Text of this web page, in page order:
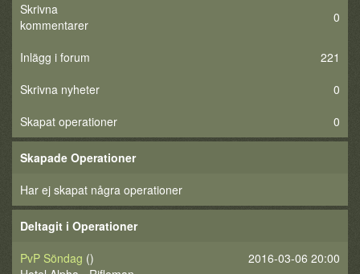
Skrivna
kommentarer
0
Inlägg i forum
221
Skrivna nyheter
0
Skapat operationer
0
Skapade Operationer
Har ej skapat några operationer
Deltagit i Operationer
2016-03-06 20:00
PvP Söndag ()